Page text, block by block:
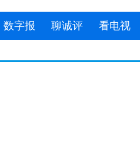
数字报 聊诚评 看电视